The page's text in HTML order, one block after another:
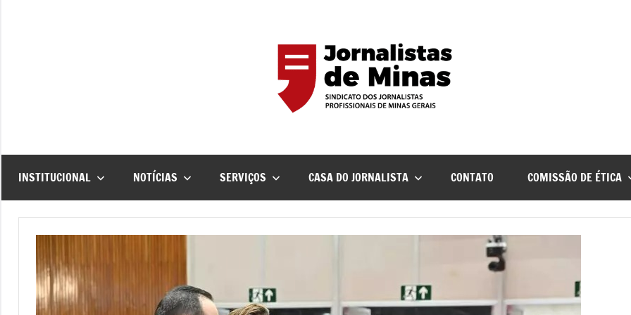
INSTITUCIONAL NOTÍCIAS SERVIÇOS CASA DO JORNALISTA CONTATO COMISSÃO DE ÉTICA